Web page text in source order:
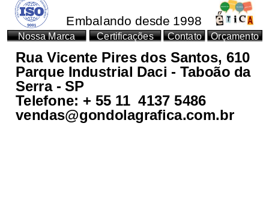
Rua Vicente Pires dos Santos, 610
Parque Industrial Daci - Taboão da
Serra - SP
Telefone: + 55 11 4137 5486
vendas@gondolagrafica.com.br
Nossa Marca Certificações Contato Orçamento
Embalando desde 1998